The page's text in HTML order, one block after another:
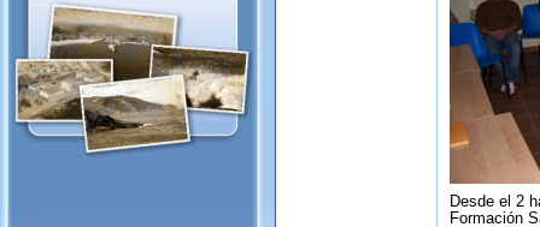
Desde el 2
Formación